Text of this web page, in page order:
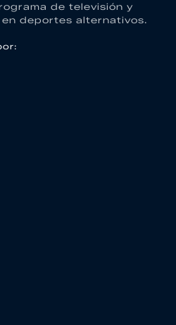
de televisión y
deportes alternativos.